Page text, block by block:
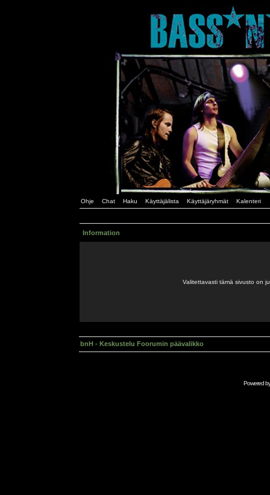
Ohje Chat Haku Käyttäjälista Käyttäjäryhmät Kalenteri
Information
Valitettavasti tämä sivusto on
bnH - Keskustelu Foorumin päävalikko
Powered